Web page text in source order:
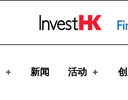
新闻 活动